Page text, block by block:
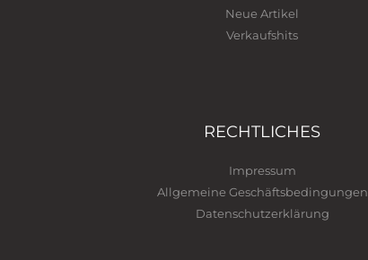
Neue Artikel
Verkaufshits
RECHTLICHES
Impressum
Allgemeine Geschäftsbedingungen
Datenschutzerklärung